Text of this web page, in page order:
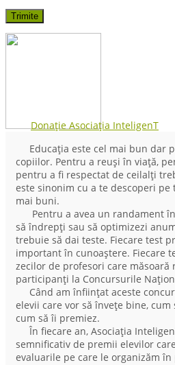
Donație Asociația InteligenT
Educația este cel mai bun dar
copiilor. Pentru a reuși în viață,
pentru a fi respectat de ceilalți
este sinonim cu a te descoperi
mai buni.
Pentru a avea un randament
să îndrepți sau să optimizezi
trebuie să dai teste. Fiecare test
important în cunoaștere. Fiecare
zecilor de profesori care
participanți la Concursurile
Când am înființat aceste
elevii care vor să învețe bine,
cum să îi premiez.
În fiecare an, Asociația
semnificativ de premii elevilor
evaluarile pe care le organizăm